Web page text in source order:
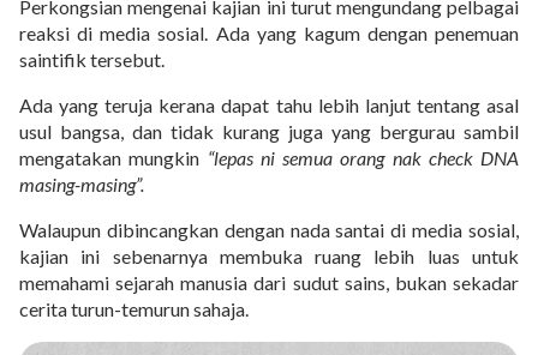
Perkongsian mengenai kajian ini turut mengundang pelbagai
reaksi di media sosial. Ada yang kagum dengan penemuan
saintifik tersebut.
Ada yang teruja kerana dapat tahu lebih lanjut tentang asal
usul bangsa, dan tidak kurang juga yang bergurau sambil
mengatakan mungkin “lepas ni semua orang nak check DNA
masing-masing”.
Walaupun dibincangkan dengan nada santai di media sosial,
kajian ini sebenarnya membuka ruang lebih luas untuk
memahami sejarah manusia dari sudut sains, bukan sekadar
cerita turun-temurun sahaja.